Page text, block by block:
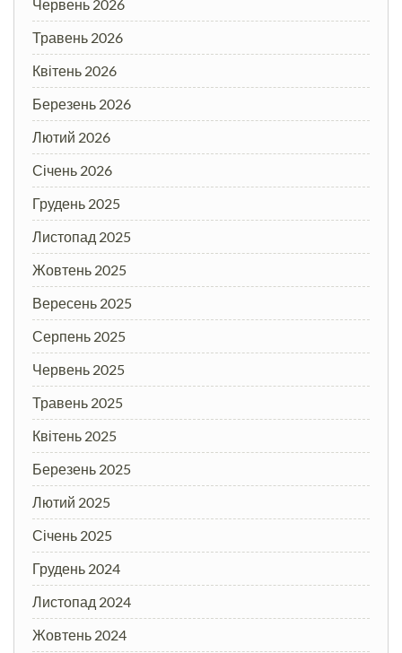
Червень 2026
Травень 2026
Квітень 2026
Березень 2026
Лютий 2026
Січень 2026
Грудень 2025
Листопад 2025
Жовтень 2025
Вересень 2025
Серпень 2025
Червень 2025
Травень 2025
Квітень 2025
Березень 2025
Лютий 2025
Січень 2025
Грудень 2024
Листопад 2024
Жовтень 2024